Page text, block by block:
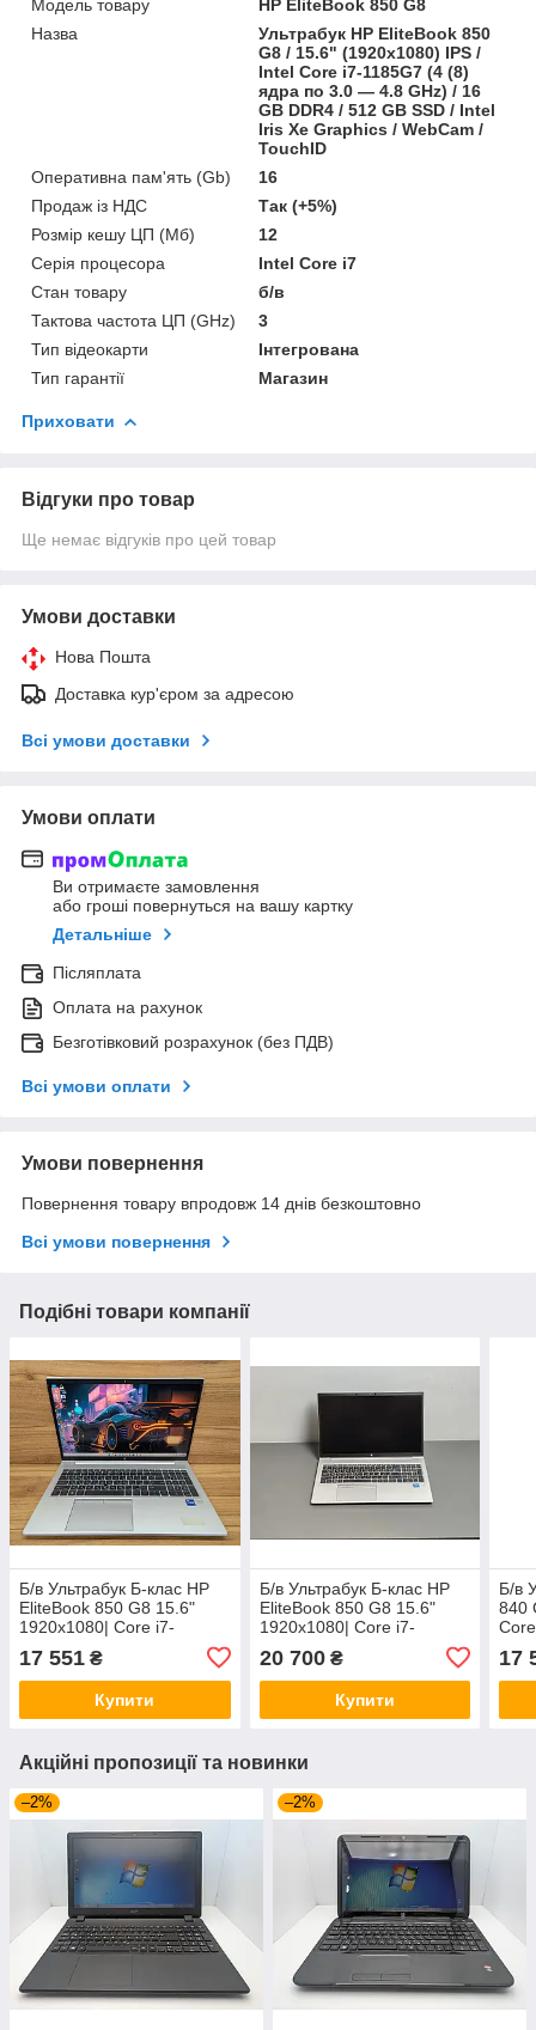
Модель товару
HP EliteBook 850 G8
Назва
Ультрабук HP EliteBook 850
G8 / 15.6" (1920x1080) IPS /
Intel Core i7-1185G7 (4 (8)
ядра по 3.0 — 4.8 GHz) / 16
GB DDR4 / 512 GB SSD / Intel
Iris Xe Graphics / WebCam /
TouchID
Оперативна пам'ять (Gb)
16
Продаж із НДС
Так (+5%)
Розмір кешу ЦП (Мб)
12
Серія процесора
Intel Core i7
Стан товару
б/в
Тактова частота ЦП (GHz)
3
Тип відеокарти
Інтегрована
Тип гарантії
Магазин
Приховати
Відгуки про товар
Ще немає відгуків про цей товар
Умови доставки
Нова Пошта
Доставка кур'єром за адресою
Всі умови доставки
Умови оплати
Ви отримаєте замовлення
або гроші повернуться на вашу картку
Детальніше
Післяплата
Оплата на рахунок
Безготівковий розрахунок (без ПДВ)
Всі умови оплати
Умови повернення
Повернення товару впродовж 14 днів безкоштовно
Всі умови повернення
Подібні товари компанії
Б/в Ультрабук Б-клас HP
EliteBook 850 G8 15.6"
1920x1080| Core i7-
1185G7| 16 GB RAM| 512
GB SSD| Iris Xe
17 551 ₴
Купити
Б/в Ультрабук Б-клас HP
EliteBook 850 G8 15.6"
1920x1080| Core і7-
1185G7| 16 GB RAM| 512
GB SSD| Iris Xe
20 700₴
Купити
Б/в
840
17
Акційні пропозиції та новинки
–2% –2%